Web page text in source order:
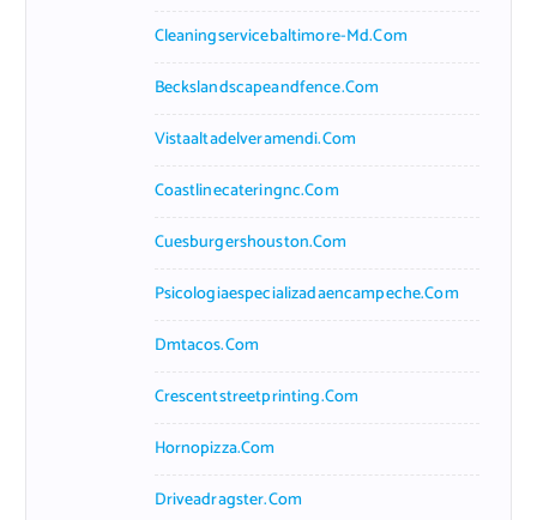
Cleaningservicebaltimore-Md.com
Beckslandscapeandfence.com
Vistaaltadelveramendi.com
Coastlinecateringnc.com
Cuesburgershouston.com
Psicologiaespecializadaencampeche.com
Dmtacos.com
Crescentstreetprinting.com
Hornopizza.com
Driveadragster.com